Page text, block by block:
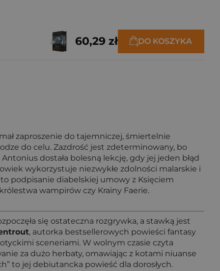
60,29 zł DO KOSZYKA
zaproszenie do tajemniczej, śmiertelnie
do celu. Zazdrość jest zdeterminowany, bo
Antonius dostała bolesną lekcję, gdy jej jeden błąd
wykorzystuje niezwykłe zdolności malarskie i
to podpisanie diabelskiej umowy z Księciem
wampirów czy Krainy Faerie.
się ostateczna rozgrywka, a stawką jest
, autorka bestsellerowych powieści fantasy
sceneriami. W wolnym czasie czyta
za dużo herbaty, omawiając z kotami niuanse
to jej debiutancka powieść dla dorosłych.